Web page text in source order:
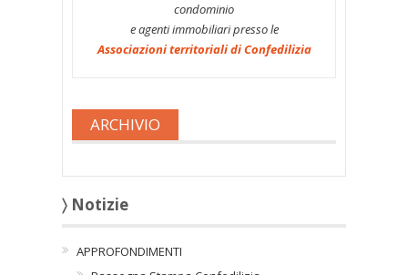
condominio
e agenti immobiliari presso le
Associazioni territoriali di Confedilizia
ARCHIVIO
〉 Notizie
APPROFONDIMENTI